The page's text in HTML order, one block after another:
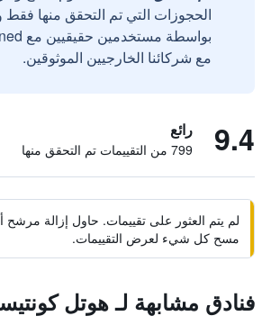
الحجوزات التي تم التحقق منها فقط
مع شركائنا الخارجيين الموثوقين.
9.4 رائع
799 من التقييمات تم التحقق منها
لم يتم العثور على تقييمات. حاول إزالة مرشح
مسح كل شيء لعرض التقييمات.
فنادق مشابهة لـ هوتل